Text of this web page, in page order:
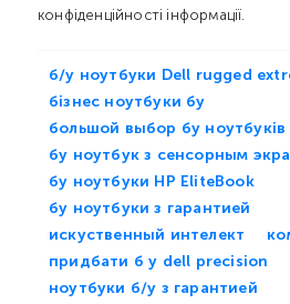
конфіденційності інформації.
б/у ноутбуки Dell rugged
бізнес ноутбуки бу
большой выбор бу ноутбуків
бу ноутбук з сенсорным
бу ноутбуки HP EliteBook
бу ноутбуки з гарантией
искуственный интелект
придбати б у dell precision
ноутбуки б/у з гарантией